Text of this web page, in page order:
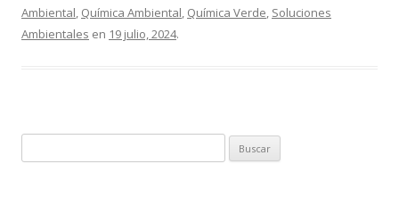
Ambiental, Química Ambiental, Química Verde, Soluciones
Ambientales en 19 julio, 2024.